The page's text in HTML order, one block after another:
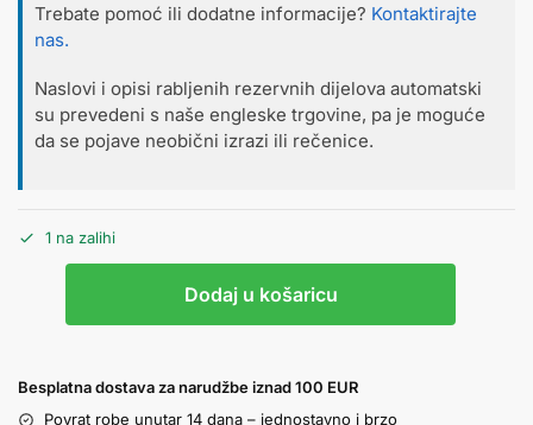
Trebate pomoć ili dodatne informacije? Kontaktirajte
nas.
Naslovi i opisi rabljenih rezervnih dijelova automatski
su prevedeni s naše engleske trgovine, pa je moguće
da se pojave neobični izrazi ili rečenice.
1 na zalihi
Dodaj u košaricu
Besplatna dostava za narudžbe iznad 100 EUR
Povrat robe unutar 14 dana – jednostavno i brzo